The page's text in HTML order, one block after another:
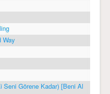
Way
Görene Kadar) [Beni Al